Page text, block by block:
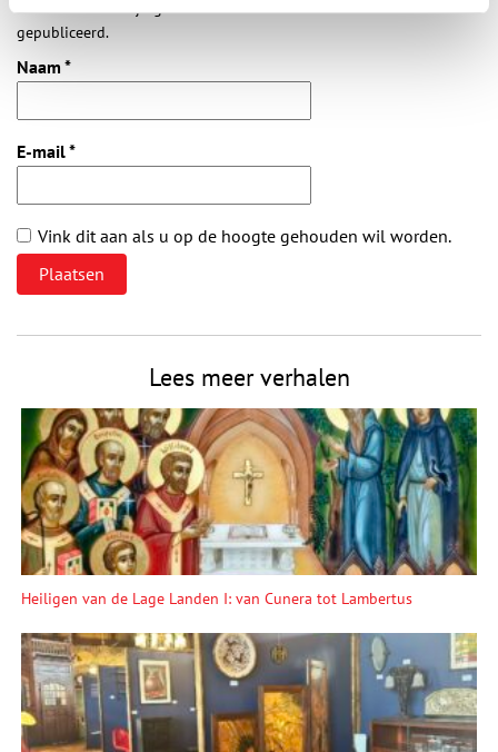
Vereiste velden zijn gemarkeerd met *. Het e-mailadres wordt niet
gepubliceerd.
Naam *
E-mail*
Vink dit aan als u op de hoogte gehouden wil worden.
Lees meer verhalen
Heiligen van de Lage Landen I: van Cunera tot Lambertus